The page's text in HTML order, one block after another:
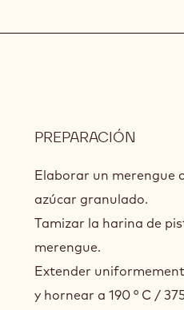
PREPARACIÓN
DE
Elaborar un merengue
azúcar granulado.
Tamizar la harina de
merengue.
Extender
y hornear a 190 ° C /